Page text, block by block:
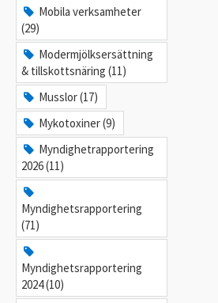
Mobila verksamheter
(29)
Modermjölksersättning
& tillskottsnäring (11)
Musslor (17)
Mykotoxiner (9)
Myndighetrapportering
2026 (11)
Myndighetsrapportering
(71)
Myndighetsrapportering
2024 (10)